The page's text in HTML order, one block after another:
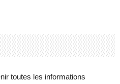
toutes les informations